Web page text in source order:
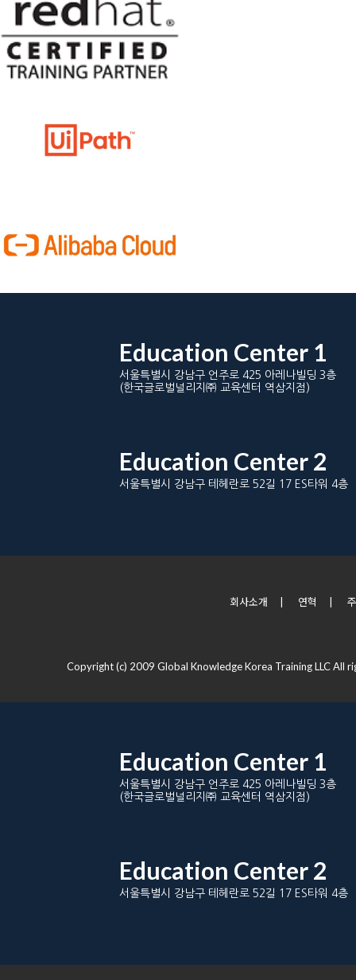
Education Center 1
서울특별시 강남구 언주로 425 아레나빌딩 3층
(한국글로벌널리지㈜ 교육센터 역삼지점)
Education Center 2
서울특별시 강남구 테헤란로 52길 17 ES타워 4층
회사소개 연혁
Copyright (c) 2009 Global Knowledge Korea Training LLC All
Education Center 1
서울특별시 강남구 언주로 425 아레나빌딩 3층
(한국글로벌널리지㈜ 교육센터 역삼지점)
Education Center 2
서울특별시 강남구 테헤란로 52길 17 ES타워 4층